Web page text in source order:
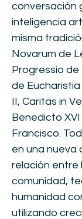
conversación
inteligencia
misma
Novarum de
Progressio de
de
II, Caritas in
Benedicto XVI
Francisco.
en una nueva
relación entre
comunidad,
humanidad
utilizando